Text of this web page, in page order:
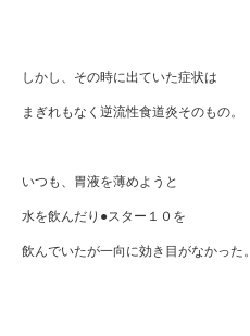
しかし、その時に出ていた症状は
まぎれもなく逆流性食道炎そのもの。
いつも、胃液を薄めようと
水を飲んだり●スター１０を
飲んでいたが一向に効き目がなかった。